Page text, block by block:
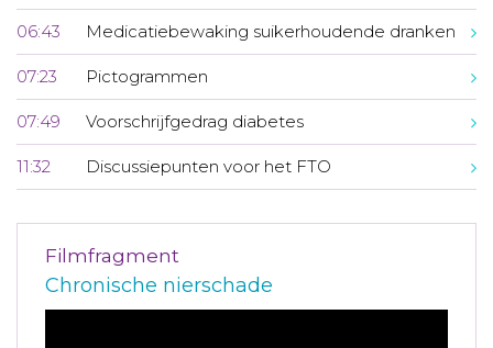
06:43 Medicatiebewaking suikerhoudende dranken
07:23 Pictogrammen
07:49 Voorschrijfgedrag diabetes
11:32 Discussiepunten voor het FTO
Filmfragment
Chronische nierschade